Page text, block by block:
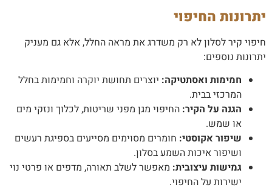
יתרונות החיפוי
חיפוי קיר לסלון לא רק משדרג את מראה החלל, אלא גם מעניק
יתרונות נוספים:
חמימות ואסתטיקה: יוצרים תחושת יוקרה וחמימות בחלל
המרכזי בבית.
הגנה על הקיר: החיפוי מגן מפני שריטות, לכלוך ונזקי מים
או שמש.
שיפור אקוסטי: חומרים מסוימים מסייעים בספיגת רעשים
ושיפור איכות השמע בסלון.
גמישות עיצובית: מאפשר לשלב תאורה, מדפים או פרטי נוי
ישירות על החיפוי.